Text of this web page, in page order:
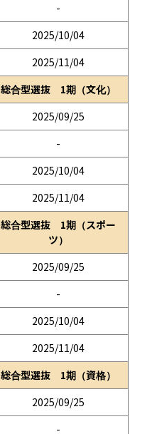
-
2025/10/04
2025/11/04
総合型選抜 1期（文化）
2025/09/25
-
2025/10/04
2025/11/04
総合型選抜 1期（スポー
ツ）
2025/09/25
-
2025/10/04
2025/11/04
総合型選抜 1期（資格）
2025/09/25
-